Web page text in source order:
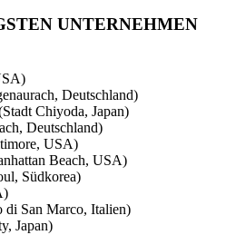
UNTERNEHMEN
Deutschland)
Chiyoda, Japan)
Deutschland)
USA)
Beach, USA)
Südkorea)
di San Marco, Italien)
Japan)